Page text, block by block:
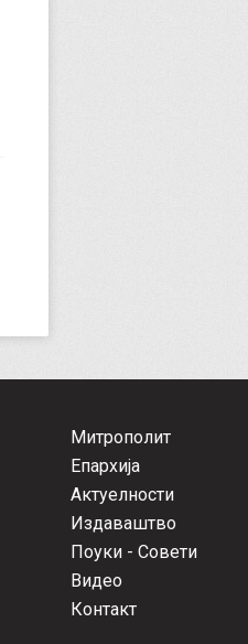
Митрополит
Епархија
Актуелности
Издаваштво
Поуки - Совети
Видео
Контакт